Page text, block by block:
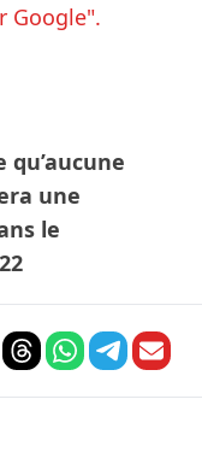
Google".
qu’aucune
une
le